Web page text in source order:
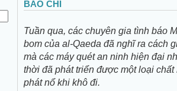
BÁO CHÍ
Tuần qua, các chuyên gia tình báo
bom của al-Qaeda đã nghĩ ra cách
mà các máy quét an ninh hiện đại
thời đã phát triển được một loại
phát nổ khi khô đi.